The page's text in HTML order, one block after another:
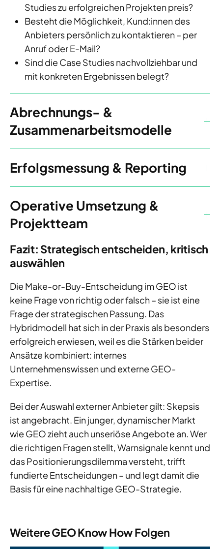
Studies zu erfolgreichen Projekten preis?
Besteht die Möglichkeit, Kund:innen des
Anbieters persönlich zu kontaktieren – per
Anruf oder E-Mail?
Sind die Case Studies nachvollziehbar und
mit konkreten Ergebnissen belegt?
Abrechnungs- &
Zusammenarbeitsmodelle
Erfolgsmessung & Reporting
Operative Umsetzung &
Projektteam
Fazit: Strategisch entscheiden, kritisch
auswählen
Die Make-or-Buy-Entscheidung im GEO ist
keine Frage von richtig oder falsch – sie ist eine
Frage der strategischen Passung. Das
Hybridmodell hat sich in der Praxis als besonders
erfolgreich erwiesen, weil es die Stärken beider
Ansätze kombiniert: internes
Unternehmenswissen und externe GEO-
Expertise.
Bei der Auswahl externer Anbieter gilt: Skepsis
ist angebracht. Ein junger, dynamischer Markt
wie GEO zieht auch unseriöse Angebote an. Wer
die richtigen Fragen stellt, Warnsignale kennt und
das Positionierungsdilemma versteht, trifft
fundierte Entscheidungen – und legt damit die
Basis für eine nachhaltige GEO-Strategie.
Weitere GEO Know How Folgen